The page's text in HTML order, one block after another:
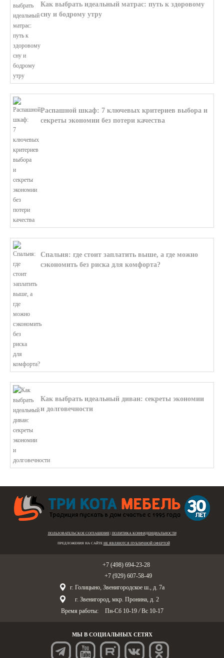
Как выбрать идеальный матрас: путь к здоровому
сну и бодрому утру
Распашной шкаф: 7 ключевых критериев выбора и
секреты экономии без потери качества
Спальня: где стоит заплатить выше, а где можно
сэкономить без риска для комфорта?
Как выбрать идеальный диван: секреты экономии
и долговечности
ПОЛЬЗОВАТЕЛЬСКОЕ СОГЛАШЕНИЕ| ПОЛИТИКА КОНФИДЕНЦИАЛЬНОСТИ
ПРЕДЛОЖЕНИЯ НА САЙТЕ НЕ ЯВЛЯЮТСЯ ПУБЛИЧНОЙ ОФЕРТОЙ
+7 (498) 694-23-28
+7 (929) 607-58-49
г. Голицыно, Звенигородское ш., д. 7а
г. Звенигород, мкр. Пронина, д. 2
Время работы:
Пн-Сб 10-19 / Вс 10-17
МЫ В СОЦИАЛЬНЫХ СЕТЯХ